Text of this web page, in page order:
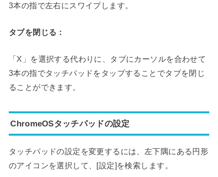
3本の指で左右にスワイプします。
タブを閉じる：
「X」を選択する代わりに、タブにカーソルを合わせて
3本の指でタッチパッドをタップすることでタブを閉じ
ることができます。
ChromeOSタッチパッドの設定
タッチパッドの設定を変更するには、左下隅にある円形
のアイコンを選択して、[設定]を検索します。